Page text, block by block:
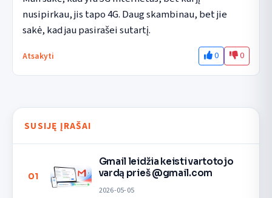
nusipirkau, jis tapo 4G. Daug skambinau, bet jie
sakė, kad jau pasirašei sutartį.
Atsakyti 0 0
SUSIJĘ ĮRAŠAI
01
Gmail leidžia keisti vartotojo
vardą prieš @gmail.com
2026-05-05